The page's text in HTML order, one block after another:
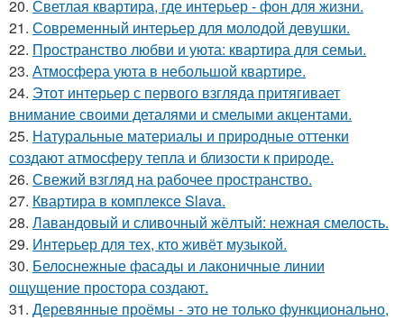
20. Светлая квартира, где интерьер - фон для жизни.
21. Современный интерьер для молодой девушки.
22. Пространство любви и уюта: квартира для семьи.
23. Атмосфера уюта в небольшой квартире.
24. Этот интерьер с первого взгляда притягивает
внимание своими деталями и смелыми акцентами.
25. Натуральные материалы и природные оттенки
создают атмосферу тепла и близости к природе.
26. Свежий взгляд на рабочее пространство.
27. Квартира в комплексе Slava.
28. Лавандовый и сливочный жёлтый: нежная смелость.
29. Интерьер для тех, кто живёт музыкой.
30. Белоснежные фасады и лаконичные линии
ощущение простора создают.
31. Деревянные проёмы - это не только функционально,